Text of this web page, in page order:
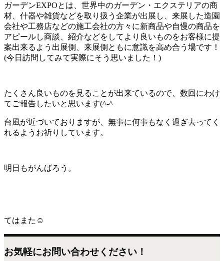
ガーデンEXPOとは、世界中のガーデン・エクステリアの商
材、什器や雑貨などを取り扱う企業が出展し、来展した造園
会社や工務店などの施工会社の方々に新商品や自慢の商品を
アピールし商談、紹介などをしてより良いものをお客様に提
案出来るよう出展側、来展側ともに意識を高め合う場です！
(今日訪問してみて実際にそう思いました！)
たくさん良いものを見ることが出来ているので、数回にわけ
てご報告したいと思います(^-^ゞ
台風が近づいておりますが、無事に何事もなく過ぎ去ってく
れるようお祈りしています。
明日もがんばろう。
てはまた☺️
お気軽にお問い合わせください！